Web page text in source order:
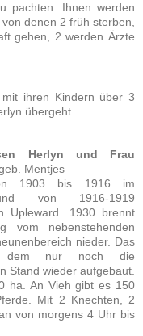
pachten. Ihnen werden
denen 2 früh sterben,
gehen, 2 werden Ärzte
ihren Kindern über 3
übergeht.
Herlyn und Frau
Mentjes
1903 bis 1916 im
von 1916-1919
Upleward. 1930 brennt
vom nebenstehenden
nieder. Das
dem nur noch die
Stand wieder aufgebaut.
ha. An Vieh gibt es 150
Mit 2 Knechten, 2
von morgens 4 Uhr bis